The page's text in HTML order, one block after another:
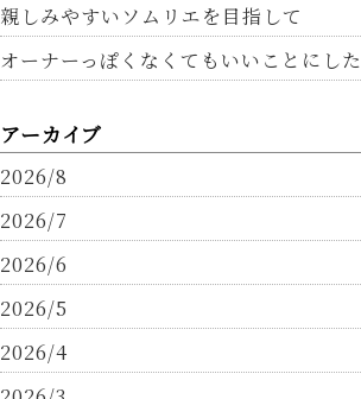
親しみやすいソムリエを目指して
オーナーっぽくなくてもいいことにした
アーカイブ
2026/8
2026/7
2026/6
2026/5
2026/4